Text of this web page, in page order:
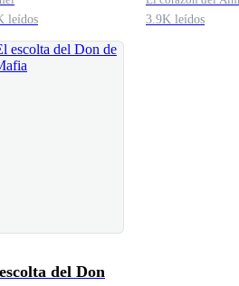
leídos
3.9K leídos
del Don